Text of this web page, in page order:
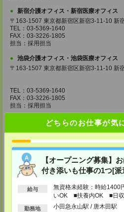
どちらのお仕事が気
【オープニング募集】
付き添いも仕事の1つ[派
給与
無資格未経験：時給
いOK ■扶養内OK ■日収
以上
勤務地 小田急永山駅 / 唐木田駅
新宿介護オフィス・新宿医療オフィス
〒163-1507 東京都新宿区新宿3-11-10 新
TEL：03-5369-1640
FAX：03-3226-1805
担当：採用担当
池袋介護オフィス・池袋医療オフィス
〒163-1507 東京都新宿区新宿3-11-10 新
TEL：03-5369-1640
FAX：03-3226-1805
担当：採用担当
錦糸町介護オフィス・錦糸町医療オフ
TEL：03-5637-1151
FAX：03-5637-1388
担当：採用担当
西東京医療オフィス
〒180-0004 東京都武蔵野市吉祥寺本町1
TEL：0422-23-0901
FAX：0422-23-0905